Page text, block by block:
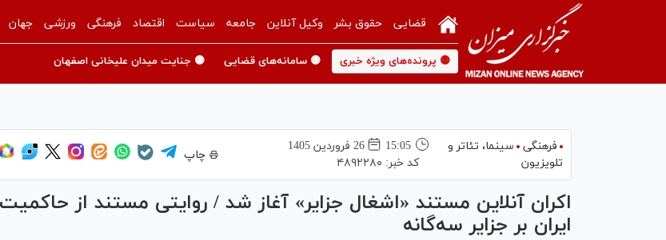
قضایی حقوق بشر وکیل آنلاین جامعه سیاست اقتصاد فرهنگی ورزشی جهان
🟡 پرونده‌های ویژه خبری 🟡 سامانه‌های قضایی 🟡 جنایت میدان علیخانی اصفهان
فرهنگی
سینما،‌ تئاتر و
تلویزیون
15:05
26 فروردين 1405
کد خبر: ۴۸۹۲۲۸۰
چاپ
اکران آنلاین مستند «اشغال جزایر» آغاز شد / روایتی مستند از حاکمیت
ایران بر جزایر سه‌گانه